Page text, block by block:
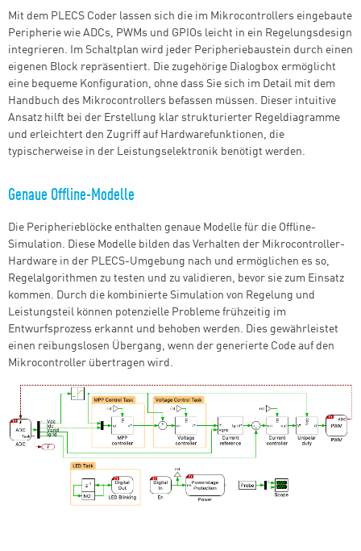
Mit dem PLECS Coder lassen sich die im Mikrocontrollers eingebaute
Peripherie wie ADCs, PWMs und GPIOs leicht in ein Regelungsdesign
integrieren. Im Schaltplan wird jeder Peripheriebaustein durch einen
eigenen Block repräsentiert. Die zugehörige Dialogbox ermöglicht
eine bequeme Konfiguration, ohne dass Sie sich im Detail mit dem
Handbuch des Mikrocontrollers befassen müssen. Dieser intuitive
Ansatz hilft bei der Erstellung klar strukturierter Regeldiagramme
und erleichtert den Zugriff auf Hardwarefunktionen, die
typischerweise in der Leistungselektronik benötigt werden.
Genaue Offline-Modelle
Die Peripherieblöcke enthalten genaue Modelle für die Offline-
Simulation. Diese Modelle bilden das Verhalten der Mikrocontroller-
Hardware in der PLECS-Umgebung nach und ermöglichen es so,
Regelalgorithmen zu testen und zu validieren, bevor sie zum Einsatz
kommen. Durch die kombinierte Simulation von Regelung und
Leistungsteil können potenzielle Probleme frühzeitig im
Entwurfsprozess erkannt und behoben werden. Dies gewährleistet
einen reibungslosen Übergang, wenn der generierte Code auf den
Mikrocontroller übertragen wird.